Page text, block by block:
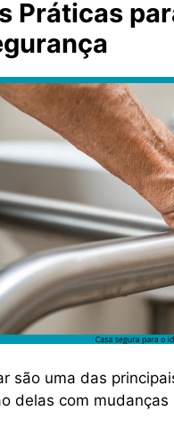
Práticas
são uma das
delas com